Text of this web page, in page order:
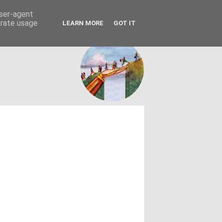
FACEBOOK
θεσμών - κοινωνίας
agent
usage
LEARN MORE GOT IT